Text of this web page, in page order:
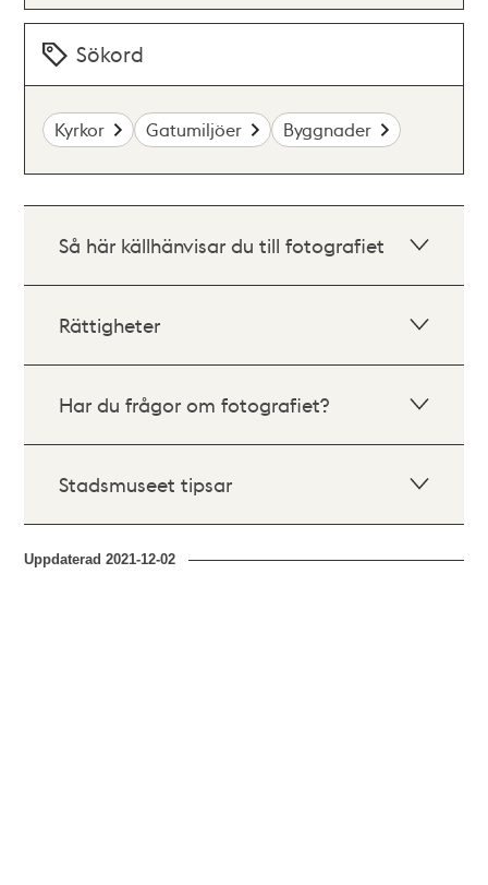
Sökord
Kyrkor Gatumiljöer Byggnader
Så här källhänvisar du till fotografiet
Rättigheter
Har du frågor om fotografiet?
Stadsmuseet tipsar
Uppdaterad2021-12-02